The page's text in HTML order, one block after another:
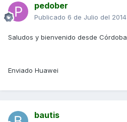
pedober
Publicado 6 de Julio del 2014
Saludos y bienvenido desde Córdoba
Enviado Huawei
bautis